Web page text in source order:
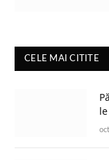
CELE MAI CITITE